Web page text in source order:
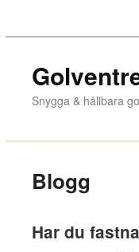
BUTIKSGOLV
KONTAKTA
Snygga & hållbara
Blogg
Har du